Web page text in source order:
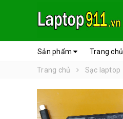
Sản phẩm Trang chủ
Trang chủ Sạc laptop